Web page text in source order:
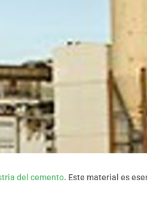
del cemento. Este material es